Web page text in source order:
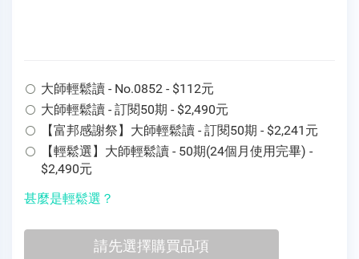
大師輕鬆讀 - No.0852 - $112元
大師輕鬆讀 - 訂閱50期 - $2,490元
【富邦感謝祭】大師輕鬆讀 - 訂閱50期 - $2,241元
【輕鬆選】大師輕鬆讀 - 50期(24個月使用完畢) -
$2,490元
甚麼是輕鬆選？